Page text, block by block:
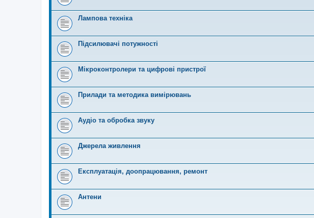
Лампова техніка
Підсилювачі потужності
Мікроконтролери та цифрові пристрої
Прилади та методика вимірювань
Аудіо та обробка звуку
Джерела живлення
Експлуатація, доопрацювання, ремонт
Антени